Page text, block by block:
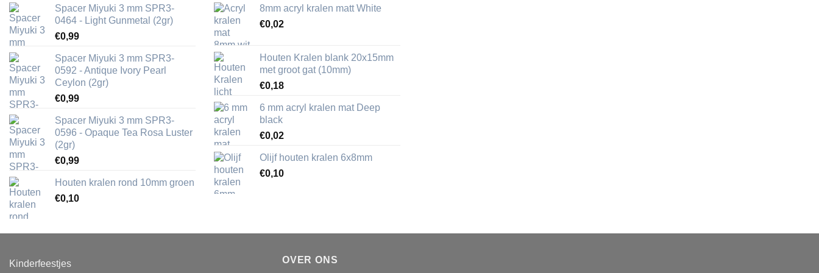
Spacer Miyuki 3 mm SPR3-
0464 - Light Gunmetal (2gr)
€0,99
Spacer Miyuki 3 mm SPR3-
0592 - Antique Ivory Pearl
Ceylon (2gr)
€0,99
Spacer Miyuki 3 mm SPR3-
0596 - Opaque Tea Rosa Luster
(2gr)
€0,99
Houten kralen rond 10mm groen
€0,10
8mm acryl kralen matt White
€0,02
Houten Kralen blank 20x15mm
met groot gat (10mm)
€0,18
6 mm acryl kralen mat Deep
black
€0,02
Olijf houten kralen 6x8mm
€0,10
Kinderfeestjes OVER ONS